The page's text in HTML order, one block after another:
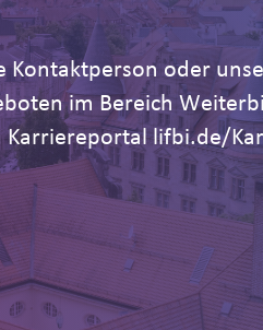
oder
im Bereich
Karriereportal lifbi.de/